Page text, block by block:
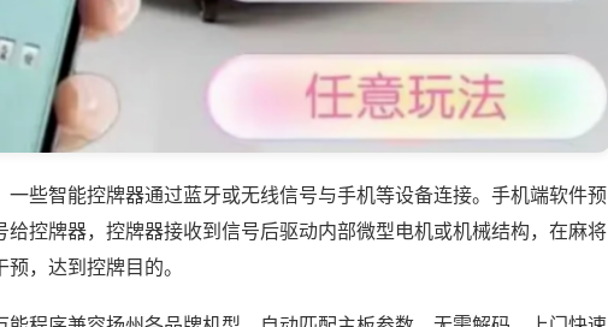
一些智能控牌器通过蓝牙或无线信号与手机等设备连接。手机端软件预
给控牌器，控牌器接收到信号后驱动内部微型电机或机械结构，在麻将
，达到控牌目的。